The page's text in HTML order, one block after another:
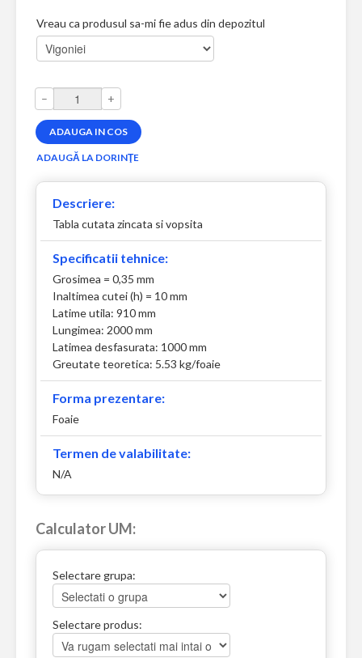
Vreau ca produsul sa-mi fie adus din depozitul
– +
Descriere:
Tabla cutata zincata si vopsita
Specificatii tehnice:
Grosimea = 0,35 mm
Inaltimea cutei (h) = 10 mm
Latime utila: 910 mm
Lungimea: 2000 mm
Latimea desfasurata: 1000 mm
Greutate teoretica: 5.53 kg/foaie
Forma prezentare:
Foaie
Termen de valabilitate:
N/A
Calculator UM:
Selectare grupa:
Selectare produs: